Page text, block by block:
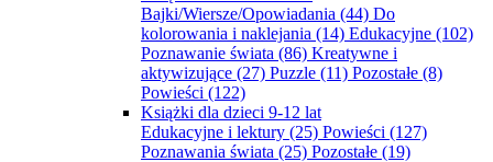
Bajki/Wiersze/Opowiadania (44) Do
kolorowania i naklejania (14) Edukacyjne (102)
Poznawanie świata (86) Kreatywne i
aktywizujące (27) Puzzle (11) Pozostałe (8)
Powieści (122)
Książki dla dzieci 9-12 lat
Edukacyjne i lektury (25) Powieści (127)
Poznawania świata (25) Pozostałe (19)